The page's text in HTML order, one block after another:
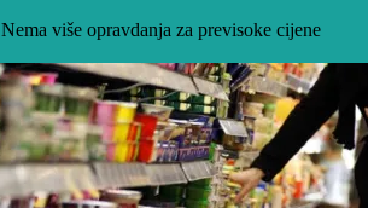
Nema više opravdanja za previsoke cijene